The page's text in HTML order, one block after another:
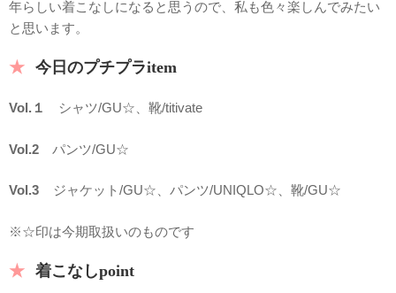
年らしい着こなしになると思うので、私も色々楽しんでみたい
と思います。
今日のプチプラitem
Vol.１ シャツ/GU☆、靴/titivate
Vol.2 パンツ/GU☆
Vol.3 ジャケット/GU☆、パンツ/UNIQLO☆、靴/GU☆
※☆印は今期取扱いのものです
着こなしpoint